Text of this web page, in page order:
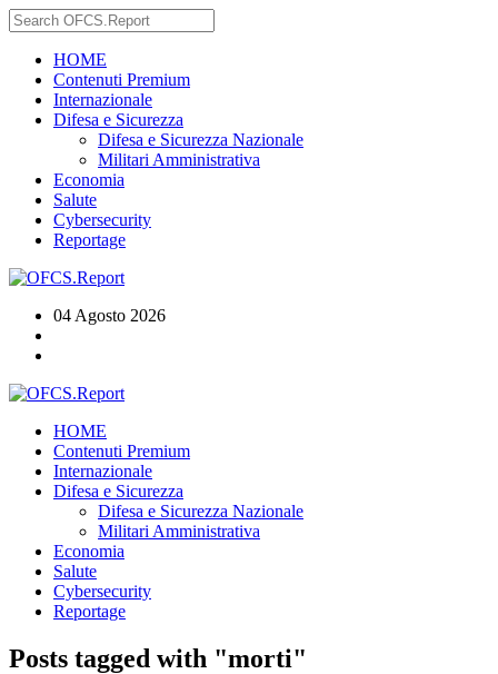
HOME
Contenuti Premium
Internazionale
Difesa e Sicurezza
Difesa e Sicurezza Nazionale
Militari Amministrativa
Economia
Salute
Cybersecurity
Reportage
04 Agosto 2026
HOME
Contenuti Premium
Internazionale
Difesa e Sicurezza
Difesa e Sicurezza Nazionale
Militari Amministrativa
Economia
Salute
Cybersecurity
Reportage
Posts tagged with "morti"